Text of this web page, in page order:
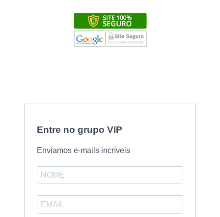
Entre no grupo VIP
Enviamos e-mails incríveis